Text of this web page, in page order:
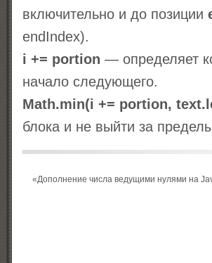
включительно и до позиции
endIndex).
i += portion — определяет
начало следующего.
Math.min(i += portion,
блока и не выйти за
«Дополнение числа ведущими нулями на